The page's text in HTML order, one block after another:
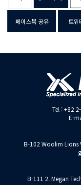
페이스북 공유 트위
Tel : +82
E-
B-102 Woolim Lions
B-111 2. Megan